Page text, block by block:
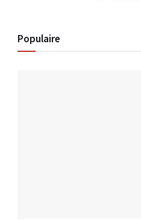
Populaire